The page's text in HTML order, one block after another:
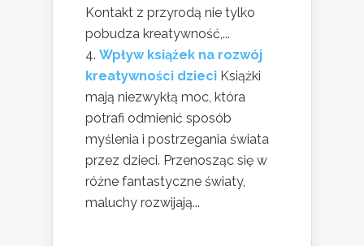
Kontakt z przyrodą nie tylko
pobudza kreatywność,...
Wpływ książek na rozwój
kreatywności dzieci Książki
mają niezwykłą moc, która
potrafi odmienić sposób
myślenia i postrzegania świata
przez dzieci. Przenosząc się w
różne fantastyczne światy,
maluchy rozwijają...